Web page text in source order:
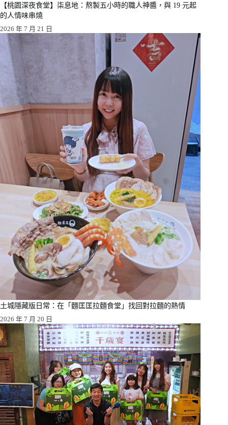
【桃園深夜食堂】柒息地：熬製五小時的職人神醬，與 19 元起
的人情味串燒
2026 年 7 月 21 日
土城隱藏版日常：在「麵匡匡拉麵食堂」找回對拉麵的熱情
2026 年 7 月 20 日